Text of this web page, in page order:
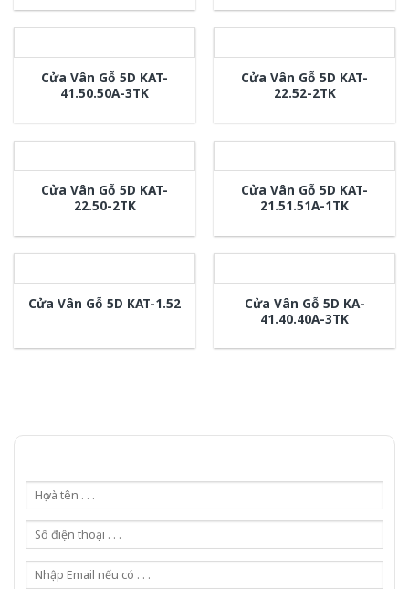
Cửa Vân Gỗ 5D KAT-
41.50.50A-3TK
Cửa Vân Gỗ 5D KAT-
22.52-2TK
Cửa Vân Gỗ 5D KAT-
22.50-2TK
Cửa Vân Gỗ 5D KAT-
21.51.51A-1TK
Cửa Vân Gỗ 5D KAT-1.52
Cửa Vân Gỗ 5D KA-
41.40.40A-3TK